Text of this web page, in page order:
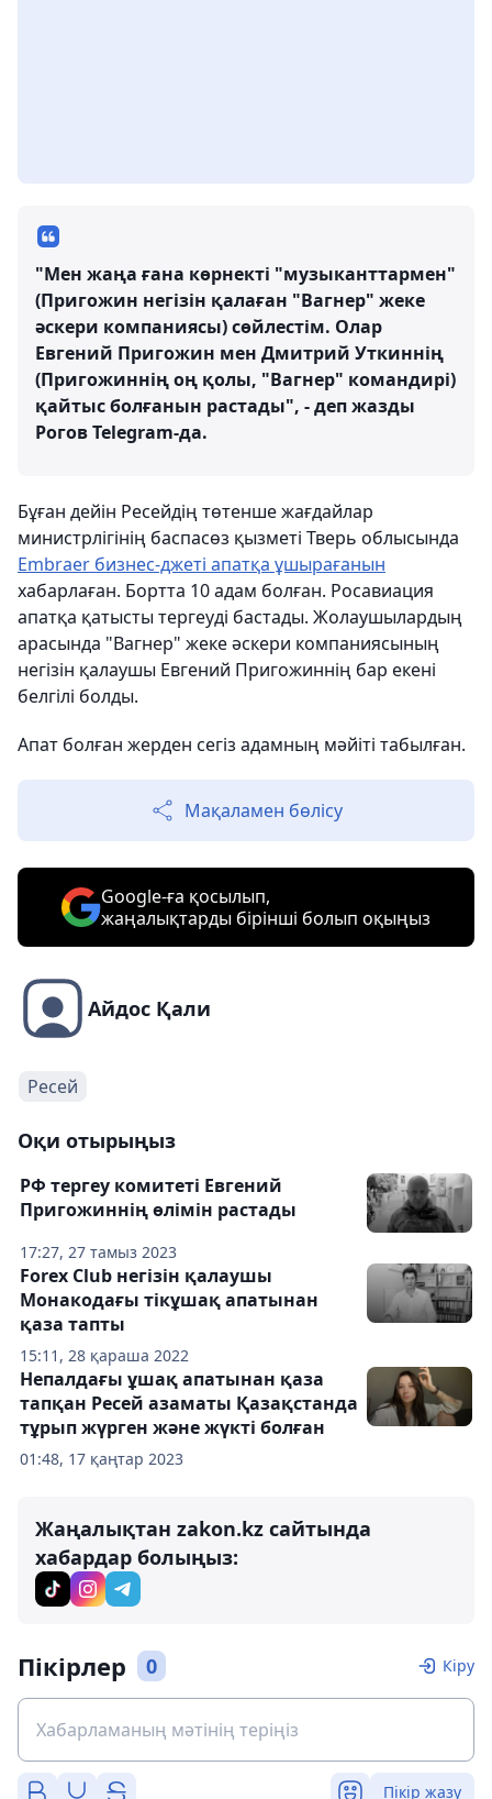
"Мен жаңа ғана көрнекті "музыканттармен"
(Пригожин негізін қалаған "Вагнер" жеке
әскери компаниясы) сөйлестім. Олар
Евгений Пригожин мен Дмитрий Уткиннің
(Пригожиннің оң қолы, "Вагнер" командирі)
қайтыс болғанын растады", - деп жазды
Рогов Telegram-да.
Бұған дейін Ресейдің төтенше жағдайлар
министрлігінің баспасөз қызметі Тверь облысында
Embraer бизнес-джеті апатқа ұшырағанын
хабарлаған. Бортта 10 адам болған. Росавиация
апатқа қатысты тергеуді бастады. Жолаушылардың
арасында "Вагнер" жеке әскери компаниясының
негізін қалаушы Евгений Пригожиннің бар екені
белгілі болды.
Апат болған жерден сегіз адамның мәйіті табылған.
Мақаламен бөлісу
Google-ға қосылып,
жаңалықтарды бірінші болып оқыңыз
Айдос Қали
Ресей
Оқи отырыңыз
17:27, 27 тамыз 2023
РФ тергеу комитеті Евгений
Пригожиннің өлімін растады
15:11, 28 қараша 2022
Forex Club негізін қалаушы
Монакодағы тікұшақ апатынан
қаза тапты
01:48, 17 қаңтар 2023
Непалдағы ұшақ апатынан қаза
тапқан Ресей азаматы Қазақстанда
тұрып жүрген және жүкті болған
Жаңалықтан zakon.kz сайтында
хабардар болыңыз:
Пікірлер 0 Кіру
Пікір жазу